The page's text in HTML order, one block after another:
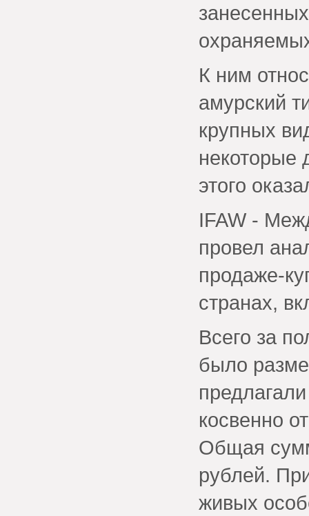
К ним
амурский
крупных
некоторые
этого
IFAW -
провел
продаже-
странах,
Всего за
было
косвенно
Общая
рублей.
живых